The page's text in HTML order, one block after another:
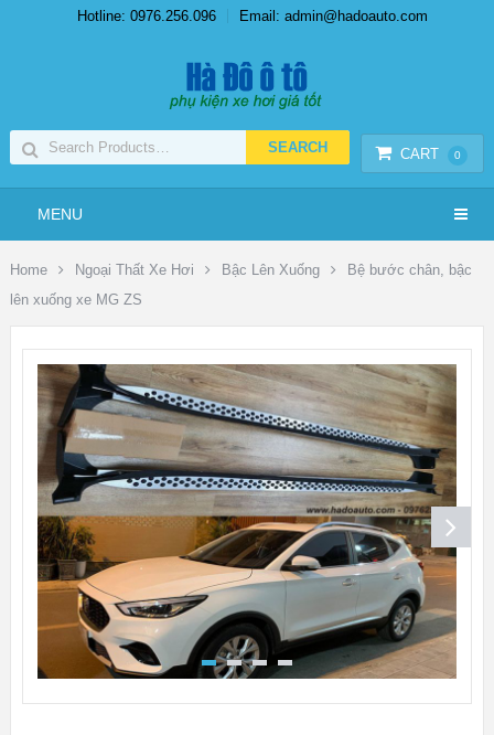
Hotline: 0976.256.096 Email: admin@hadoauto.com
CART 0
MENU
Home Ngoại Thất Xe Hơi Bậc Lên Xuống
Bệ bước chân, bậc
lên xuống xe MG ZS